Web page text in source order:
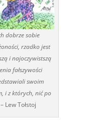
dobrze sobie
rzadko jest
i najoczywistszą
fałszywości
swoim
i z których, nić po
Lew Tołstoj